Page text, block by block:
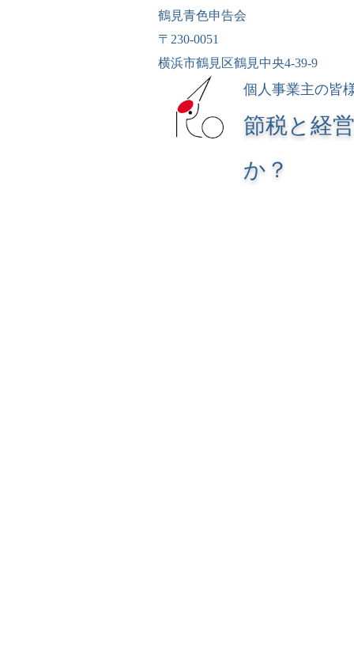
鶴見青色申告会
〒230-0051
横浜市鶴見区鶴見中央4-39-9
個人事業主の皆
節税と経
か？